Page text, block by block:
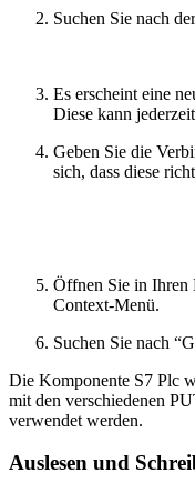
Suchen Sie nach
Es erscheint eine
Diese kann
Geben Sie die
sich, dass diese
Öffnen Sie in Ihren
Context-Menü.
Suchen Sie nach
Die Komponente S7 Plc
mit den verschiedenen
verwendet werden.
Auslesen und